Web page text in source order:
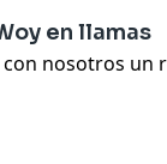
en llamas
nosotros un
y su familia